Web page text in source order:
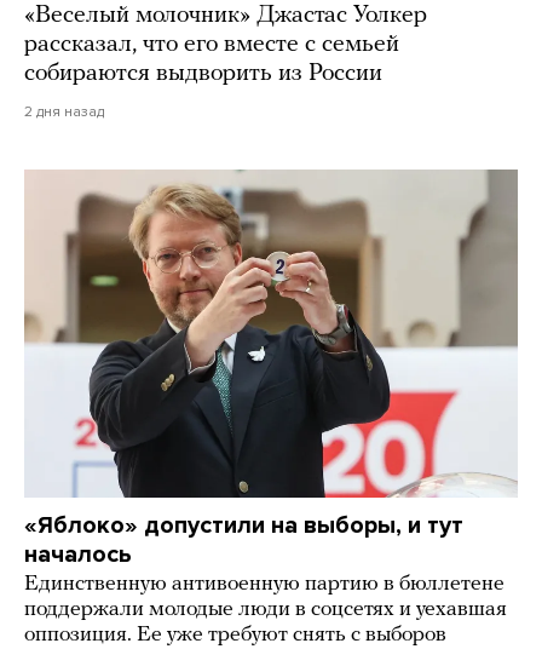
«Веселый молочник» Джастас Уолкер
рассказал, что его вместе с семьей
собираются выдворить из России
2 дня назад
«Яблоко» допустили на выборы, и тут
началось
Единственную антивоенную партию в бюллетене
поддержали молодые люди в соцсетях и уехавшая
оппозиция. Ее уже требуют снять с выборов